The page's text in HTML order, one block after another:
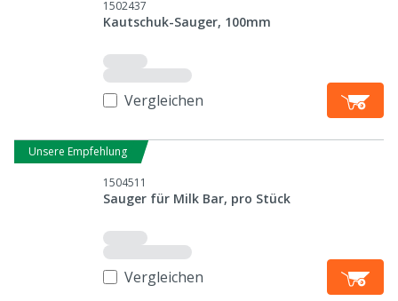
1502437
Kautschuk-Sauger, 100mm
Vergleichen
Unsere Empfehlung
1504511
Sauger für Milk Bar, pro Stück
Vergleichen